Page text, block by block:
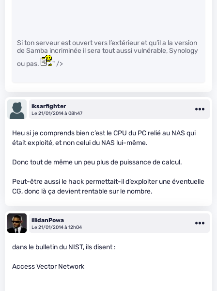
Si ton serveur est ouvert vers l’extérieur et qu’il a la version
de Samba incriminée il sera tout aussi vulnérable, Synology
ou pas.
" />
iksarfighter
Le 21/01/2014 à 08h47
Heu si je comprends bien c’est le CPU du PC relié au NAS qui
était exploité, et non celui du NAS lui-même.
Donc tout de même un peu plus de puissance de calcul.
Peut-être aussi le hack permettait-il d’exploiter une éventuelle
CG, donc là ça devient rentable sur le nombre.
illidanPowa
Le 21/01/2014 à 12h04
dans le bulletin du NIST, ils disent :
Access Vector Network